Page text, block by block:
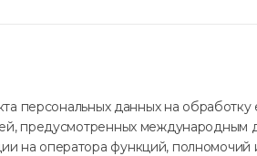
персональных данных на
предусмотренных
на оператора функций, полномочий